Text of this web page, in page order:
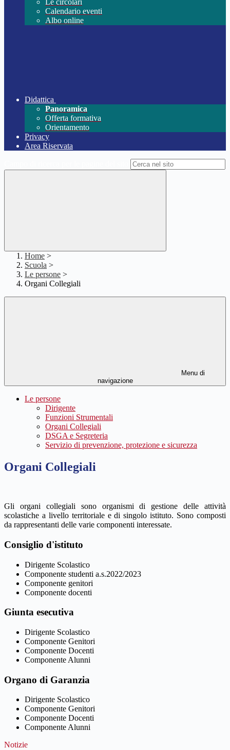
Le circolari
Calendario eventi
Albo online
Didattica
Panoramica
Offerta formativa
Orientamento
Privacy
Area Riservata
Home >
Scuola >
Le persone >
Organi Collegiali
Menu di
navigazione
Le persone
Dirigente
Funzioni Strumentali
Organi Collegiali
DSGA e Segreteria
Servizio di prevenzione, protezione e sicurezza
Organi Collegiali
Gli organi collegiali sono organismi di gestione delle attività
scolastiche a livello territoriale e di singolo istituto. Sono composti
da rappresentanti delle varie componenti interessate.
Consiglio d'istituto
Dirigente Scolastico
Componente studenti a.s.2022/2023
Componente genitori
Componente docenti
Giunta esecutiva
Dirigente Scolastico
Componente Genitori
Componente Docenti
Componente Alunni
Organo di Garanzia
Dirigente Scolastico
Componente Genitori
Componente Docenti
Componente Alunni
Notizie